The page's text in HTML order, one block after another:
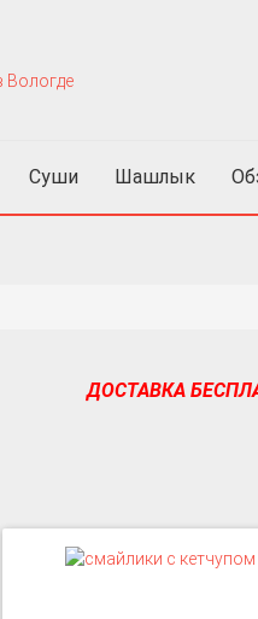
Суши Шашлык
ДОСТАВКА